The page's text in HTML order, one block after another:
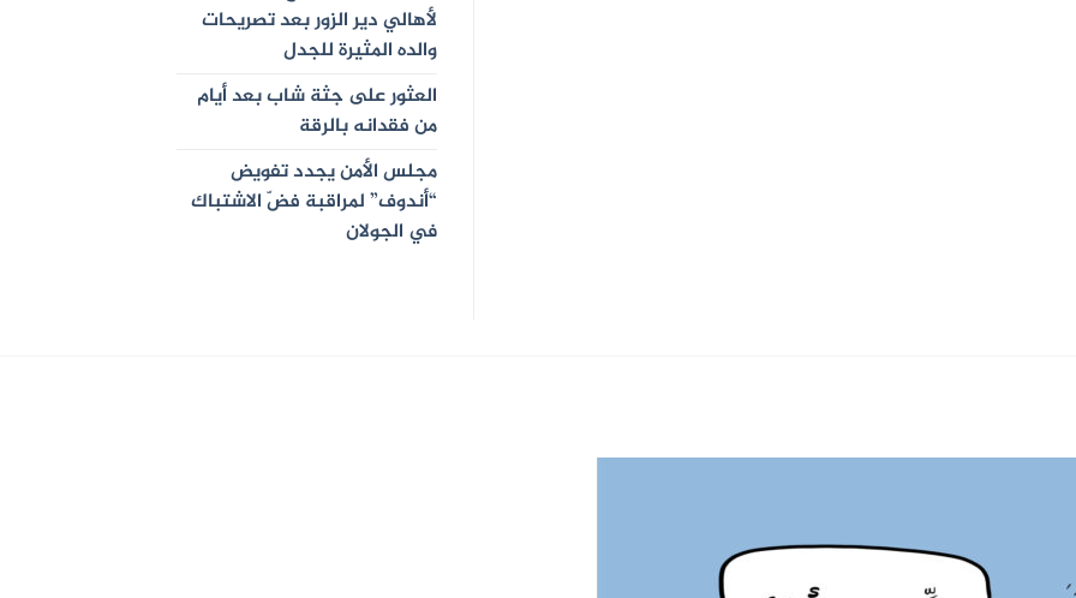
لأهالي دير الزور بعد تصريحات
والده المثيرة للجدل
العثور على جثة شاب بعد أيام
من فقدانه بالرقة
مجلس الأمن يجدد تفويض
“أندوف” لمراقبة فضّ الاشتباك
في الجولان